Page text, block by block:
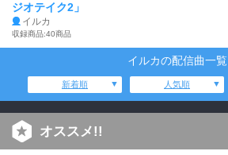
ジオテイク2」
イルカ
収録商品:40商品
イルカの配信曲一覧
新着順 人気順
オススメ!!